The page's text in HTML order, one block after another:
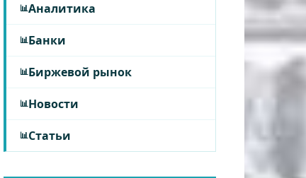
Аналитика
Банки
Биржевой рынок
Новости
Статьи